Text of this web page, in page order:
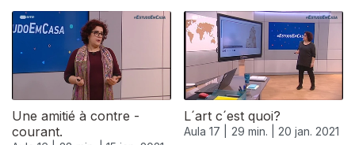
Une amitié à contre -
courant.
L´art c´est quoi?
Aula 17 | 29 min. | 20 jan. 2021